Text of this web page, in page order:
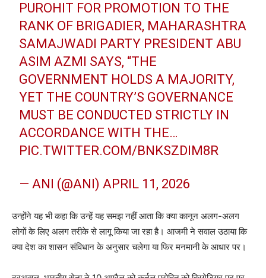
PUROHIT FOR PROMOTION TO THE
RANK OF BRIGADIER, MAHARASHTRA
SAMAJWADI PARTY PRESIDENT ABU
ASIM AZMI SAYS, “THE
GOVERNMENT HOLDS A MAJORITY,
YET THE COUNTRY’S GOVERNANCE
MUST BE CONDUCTED STRICTLY IN
ACCORDANCE WITH THE…
PIC.TWITTER.COM/BNKSZDIM8R
— ANI (@ANI)APRIL 11, 2026
उन्होंने यह भी कहा कि उन्हें यह समझ नहीं आता कि क्या कानून अलग-अलग
लोगों के लिए अलग तरीके से लागू किया जा रहा है। आजमी ने सवाल उठाया कि
क्या देश का शासन संविधान के अनुसार चलेगा या फिर मनमानी के आधार पर।